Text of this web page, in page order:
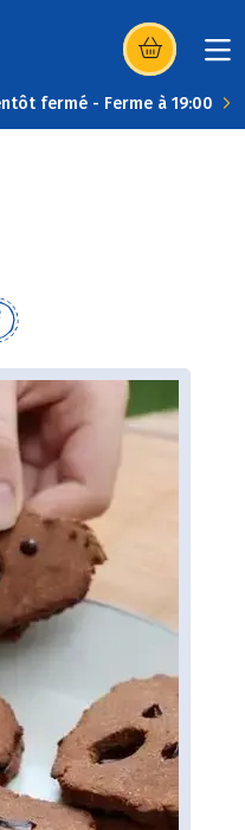
(s’ouvre dans
fermé - Ferme à 19:00